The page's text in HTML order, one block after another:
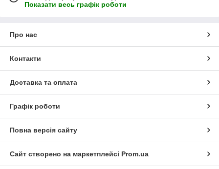
Показати весь графік роботи
Про нас
Контакти
Доставка та оплата
Графік роботи
Повна версія сайту
Сайт створено на маркетплейсі Prom.ua